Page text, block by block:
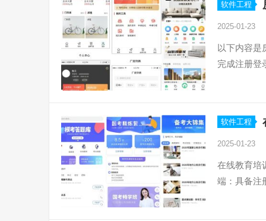
软件工程
2025-01-23
以下内容是
完成注册登
软件工程
2025-01-23
在线教育培
端：具备注